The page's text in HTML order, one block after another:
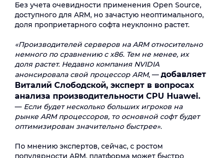
Без учета очевидности применения Open Source,
доступного для ARM, но зачастую неоптимального,
доля проприетарного софта неуклонно растет.
«Производителей серверов на ARM относительно
немного по сравнению с x86. Тем не менее, их
доля растет. Недавно компания NVIDIA
анонсировала свой процессор ARM, — добавляет
Виталий Слободской, эксперт в вопросах
анализа производительности CPU Huawei.
— Если будет несколько больших игроков на
рынке ARM процессоров, то основной софт будет
оптимизирован значительно быстрее».
По мнению экспертов, сейчас, с ростом
популярности ARM, платформа может быстро